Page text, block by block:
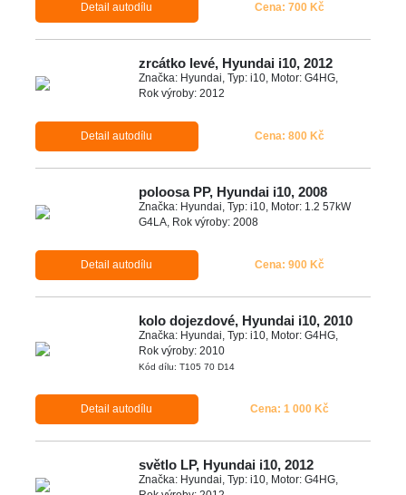
Detail autodílu Cena: 700 Kč
zrcátko levé, Hyundai i10, 2012
Značka: Hyundai, Typ: i10, Motor: G4HG,
Rok výroby: 2012
Detail autodílu Cena: 800 Kč
poloosa PP, Hyundai i10, 2008
Značka: Hyundai, Typ: i10, Motor: 1.2 57kW
G4LA, Rok výroby: 2008
Detail autodílu Cena: 900 Kč
kolo dojezdové, Hyundai i10, 2010
Značka: Hyundai, Typ: i10, Motor: G4HG,
Rok výroby: 2010
Kód dílu: T105 70 D14
Detail autodílu Cena: 1 000 Kč
světlo LP, Hyundai i10, 2012
Značka: Hyundai, Typ: i10, Motor: G4HG,